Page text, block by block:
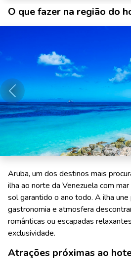
O que fazer na região do
Anterior
Aruba, um dos destinos mais
ilha ao norte da Venezuela com
sol garantido o ano todo. A ilha une
gastronomia e atmosfera
românticas ou escapadas
exclusividade.
Atrações próximas ao